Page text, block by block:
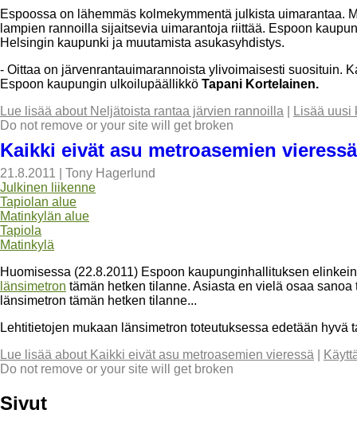
Espoossa on lähemmäs kolmekymmentä julkista
lampien rannoilla sijaitsevia uimarantoja riittää. Espoon
Helsingin kaupunki ja muutamista asukasyhdistys.
- Oittaa on järvenrantauimarannoista ylivoimaisesti suosituin.
Espoon kaupungin ulkoilupäällikkö Tapani Kortelainen.
Lue lisää about Neljätoista rantaa järvien rannoilla
Lisää uusi
Do not remove or your site will get broken
Kaikki eivät asu metroasemien vieressä
21.8.2011
Tony Hagerlund
Julkinen liikenne
Tapiolan alue
Matinkylän alue
Tapiola
Matinkylä
Huomisessa (22.8.2011) Espoon kaupunginhallituksen
länsimetron tämän hetken tilanne. Asiasta en vielä osaa
länsimetron tämän hetken tilanne...
Lehtitietojen mukaan länsimetron toteutuksessa edetään
Lue lisää about Kaikki eivät asu metroasemien vieressä
Do not remove or your site will get broken
Sivut